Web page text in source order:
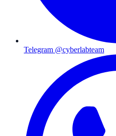
Telegram @cyberlabteam